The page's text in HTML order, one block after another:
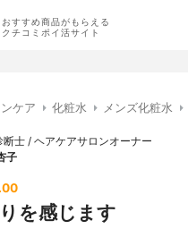
おすすめ商品がもらえる
クチコミポイ活サイト
ケア 化粧水 メンズ化粧水
断士 / ヘアケアサロンオーナー
子
を感じます